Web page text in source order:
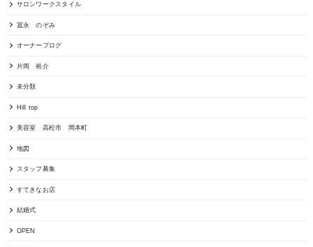
サロンワークスタイル
冨永 のぞみ
オーナーブログ
片岡 裕介
未分類
Hill top
美容室 高松市 岡本町
地図
スタッフ募集
すてきなお店
結婚式
OPEN